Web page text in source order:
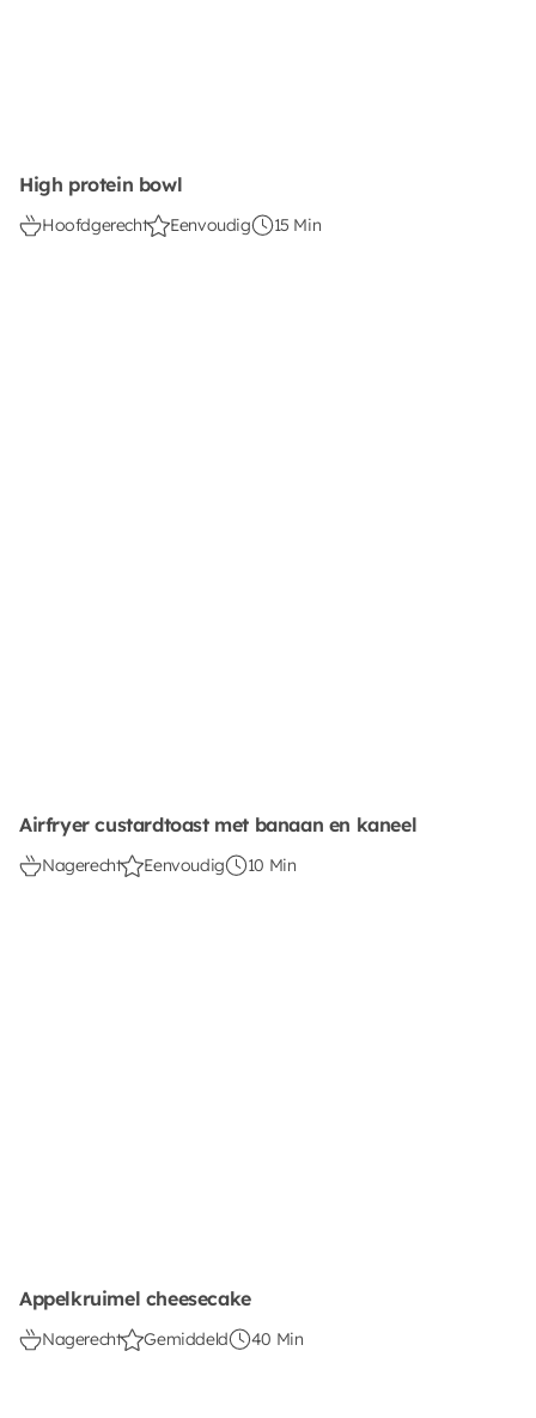
High protein bowl
Hoofdgerecht Eenvoudig 15 Min
Airfryer custardtoast met banaan en kaneel
Nagerecht Eenvoudig 10 Min
Appelkruimel cheesecake
Nagerecht Gemiddeld 40 Min